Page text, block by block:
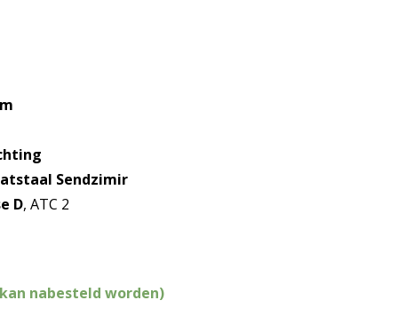
Sendzimir
D, ATC 2
nabesteld worden)